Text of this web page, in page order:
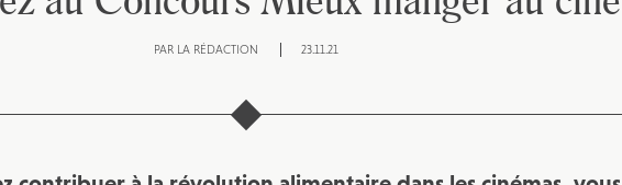
PAR LA RÉDACTION 23.11.21